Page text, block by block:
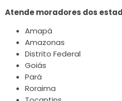
Atende moradores dos
Amapá
Amazonas
Distrito Federal
Goiás
Pará
Roraima